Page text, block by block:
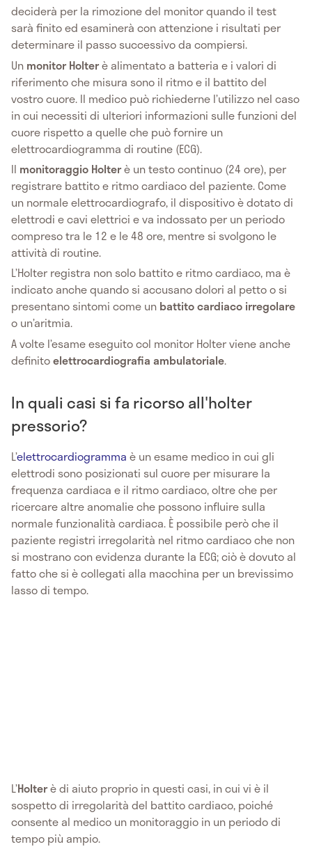
deciderà per la rimozione del monitor quando il test
sarà finito ed esaminerà con attenzione i risultati per
determinare il passo successivo da compiersi.
Un monitor Holterè alimentato a batteria e i valori di
riferimento che misura sono il ritmo e il battito del
vostro cuore. Il medico può richiederne l’utilizzo nel caso
in cui necessiti di ulteriori informazioni sulle funzioni del
cuore rispetto a quelle che può fornire un
elettrocardiogramma di routine (ECG).
Il monitoraggio Holterè un testo continuo (24 ore), per
registrare battito e ritmo cardiaco del paziente. Come
un normale elettrocardiografo, il dispositivo è dotato di
elettrodi e cavi elettrici e va indossato per un periodo
compreso tra le 12 e le 48 ore, mentre si svolgono le
attività di routine.
L’Holter registra non solo battito e ritmo cardiaco, ma è
indicato anche quando si accusano dolori al petto o si
presentano sintomi come un battito cardiaco irregolare
o un’aritmia.
A volte l’esame eseguito col monitor Holter viene anche
definitoelettrocardiografia ambulatoriale.
In quali casi si fa ricorso all'holter
pressorio?
L’elettrocardiogramma è un esame medico in cui gli
elettrodi sono posizionati sul cuore per misurare la
frequenza cardiaca e il ritmo cardiaco, oltre che per
ricercare altre anomalie che possono influire sulla
normale funzionalità cardiaca. È possibile però che il
paziente registri irregolarità nel ritmo cardiaco che non
si mostrano con evidenza durante la ECG; ciò è dovuto al
fatto che si è collegati alla macchina per un brevissimo
lasso di tempo.
L’Holterè di aiuto proprio in questi casi, in cui vi è il
sospetto di irregolarità del battito cardiaco, poiché
consente al medico un monitoraggio in un periodo di
tempo più ampio.